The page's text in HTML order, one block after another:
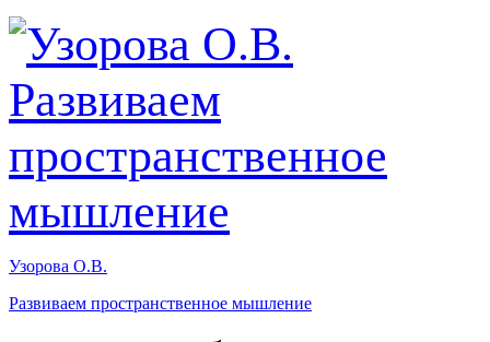
Узорова О.В.
Развиваем пространственное мышление